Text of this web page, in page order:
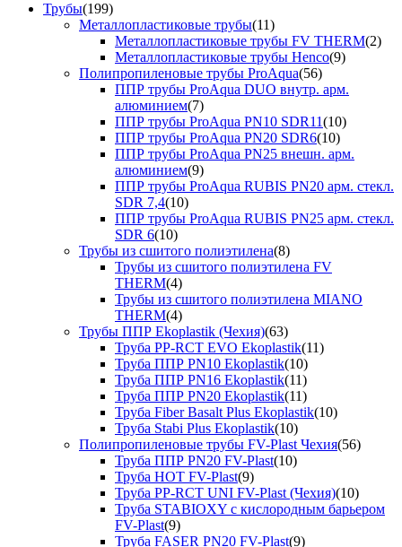
Трубы(199)
Металлопластиковые трубы(11)
Металлопластиковые трубы FV THERM(2)
Металлопластиковые трубы Henco(9)
Полипропиленовые трубы ProAqua(56)
ППР трубы ProAqua DUO внутр. арм.
алюминием(7)
ППР трубы ProAqua PN10 SDR11(10)
ППР трубы ProAqua PN20 SDR6(10)
ППР трубы ProAqua PN25 внешн. арм.
алюминием(9)
ППР трубы ProAqua RUBIS PN20 арм. стекл.
SDR 7,4(10)
ППР трубы ProAqua RUBIS PN25 арм. стекл.
SDR 6(10)
Трубы из сшитого полиэтилена(8)
Трубы из сшитого полиэтилена FV
THERM(4)
Трубы из сшитого полиэтилена MIANO
THERM(4)
Трубы ППР Ekoplastik (Чехия)(63)
Труба PP-RCT EVO Ekoplastik(11)
Труба ППР PN10 Ekoplastik(10)
Труба ППР PN16 Ekoplastik(11)
Труба ППР PN20 Ekoplastik(11)
Труба Fiber Basalt Plus Ekoplastik(10)
Труба Stabi Plus Ekoplastik(10)
Полипропиленовые трубы FV-Plast Чехия(56)
Труба ППР PN20 FV-Plast(10)
Труба HOT FV-Plast(9)
Труба PP-RCT UNI FV-Plast (Чехия)(10)
Труба STABIOXY с кислородным барьером
FV-Plast(9)
Труба FASER PN20 FV-Plast(9)